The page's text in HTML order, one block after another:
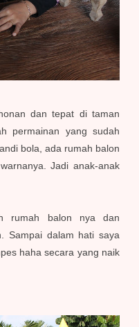
dan tepat di taman
permainan yang sudah
bola, ada rumah balon
Jadi anak-anak
rumah balon nya dan
Sampai dalam hati saya
haha secara yang naik